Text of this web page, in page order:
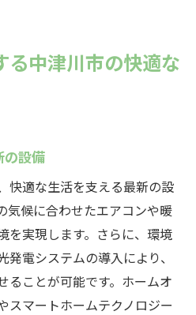
る中津川市の快適な
の設備
快適な生活を支える最新の設
気候に合わせたエアコンや暖
を実現します。さらに、環境
電システムの導入により、
ることが可能です。ホームオ
スマートホームテクノロジー